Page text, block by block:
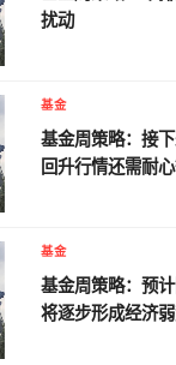
扰动
基金
基金周策略：接
回升行情还需耐
基金
基金周策略：预
将逐步形成经济